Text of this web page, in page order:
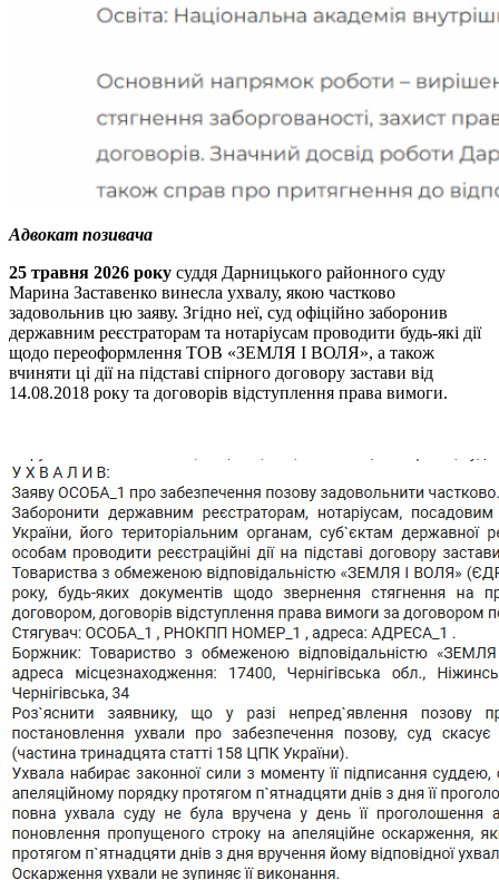
Адвокат позивача
25 травня 2026 року суддя Дарницького районного суду
Марина Заставенко винесла ухвалу, якою частково
задовольнив цю заяву. Згідно неї, суд офіційно заборонив
державним реєстраторам та нотаріусам проводити будь-які дії
щодо переоформлення ТОВ «ЗЕМЛЯ І ВОЛЯ», а також
вчиняти ці дії на підставі спірного договору застави від
14.08.2018 року та договорів відступлення права вимоги.